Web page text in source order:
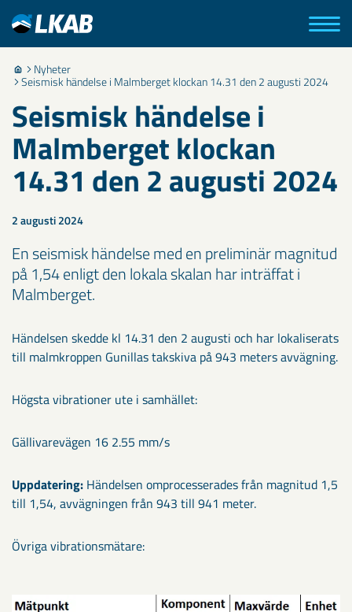
Nyheter
Seismisk händelse i Malmberget klockan 14.31 den 2 augusti 2024
Seismisk händelse i
Malmberget klockan
14.31 den 2 augusti 2024
2 augusti 2024
En seismisk händelse med en preliminär magnitud
på 1,54 enligt den lokala skalan har inträffat i
Malmberget.
Händelsen skedde kl 14.31 den 2 augusti och har lokaliserats
till malmkroppen Gunillas takskiva på 943 meters avvägning.
Högsta vibrationer ute i samhället:
Gällivarevägen 16 2.55 mm/s
Uppdatering: Händelsen omprocesserades från magnitud 1,5
till 1,54, avvägningen från 943 till 941 meter.
Övriga vibrationsmätare: